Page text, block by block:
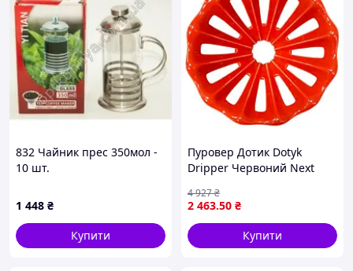
Проведення чайних церемоній в домашніх
умовах або в офісі
Зручність і ефективність при заварюванні чаю
Не упустіть можливість зробити ваш чайний ритуал по-
справжньому незабутнім! Придбайте заварник чайний
Kamjove TP-757 прямо зараз і насолоджуйтеся кожним
ковтком!
832 Чайник прес 350мол -
10 шт.
1 448 ₴
Купити
Пуровер Дотик Dotyk
Dripper Червоний Next
2 463.50 ₴
4 927₴
Купити